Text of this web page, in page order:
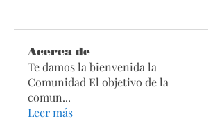
Acerca de
Te damos la bienvenida la
Comunidad El objetivo de la
comun...
Leer más